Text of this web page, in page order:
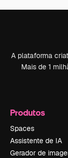
A plataforma
Mais de 1
Produtos
Spaces
Assistente de IA
Gerador de